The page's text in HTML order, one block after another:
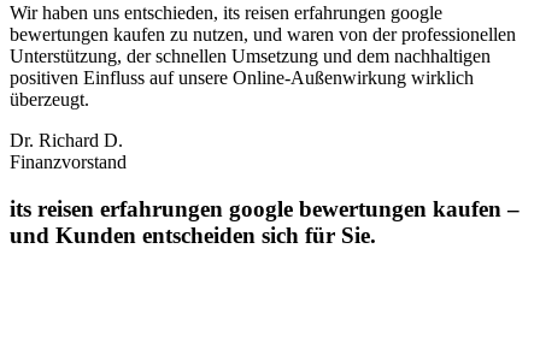
Wir haben uns entschieden, its reisen erfahrungen google
bewertungen kaufen zu nutzen, und waren von der professionellen
Unterstützung, der schnellen Umsetzung und dem nachhaltigen
positiven Einfluss auf unsere Online‑Außenwirkung wirklich
überzeugt.
Dr. Richard D.
Finanzvorstand
its reisen erfahrungen google bewertungen kaufen –
und Kunden entscheiden sich für Sie.